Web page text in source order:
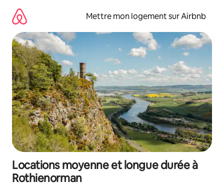
directement
contenu
Mettre mon logement sur Airbnb
Locations moyenne et longue durée à
Rothienorman